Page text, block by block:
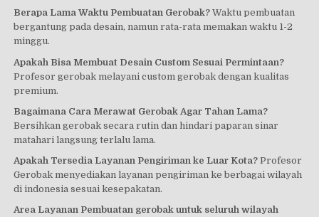
Berapa Lama Waktu Pembuatan Gerobak? Waktu pembuatan
bergantung pada desain, namun rata-rata memakan waktu 1-2
minggu.
Apakah Bisa Membuat Desain Custom Sesuai Permintaan?
Profesor gerobak melayani custom gerobak dengan kualitas
premium.
Bagaimana Cara Merawat Gerobak Agar Tahan Lama?
Bersihkan gerobak secara rutin dan hindari paparan sinar
matahari langsung terlalu lama.
Apakah Tersedia Layanan Pengiriman ke Luar Kota? Profesor
Gerobak menyediakan layanan pengiriman ke berbagai wilayah
di indonesia sesuai kesepakatan.
Area Layanan Pembuatan gerobak untuk seluruh wilayah